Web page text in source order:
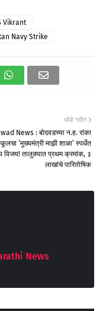
Vikrant
Navy Strike
थोडे नवीन
News : बोदवडच्या न.ह. रांका
‘मुख्यमंत्री माझी शाळा’ स्पर्धेत
विजय! तालुक्यात प्रथम क्रमांक, ३
लाखांचे पारितोषिक
News